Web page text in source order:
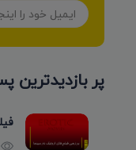
پر بازدیدترین